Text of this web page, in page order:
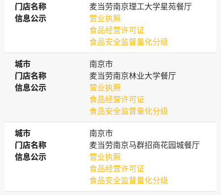
门店名称
门店名称
麦当劳南京理工大学星苑餐厅
信息公示
信息公示
营业执照
食品经营许可证
食品安全监督量化分级
城市
城市
南京市
门店名称
门店名称
麦当劳南京林业大学餐厅
信息公示
信息公示
营业执照
食品经营许可证
食品安全监督量化分级
城市
城市
南京市
门店名称
门店名称
麦当劳南京马群招商花园城餐厅
信息公示
信息公示
营业执照
食品经营许可证
食品安全监督量化分级